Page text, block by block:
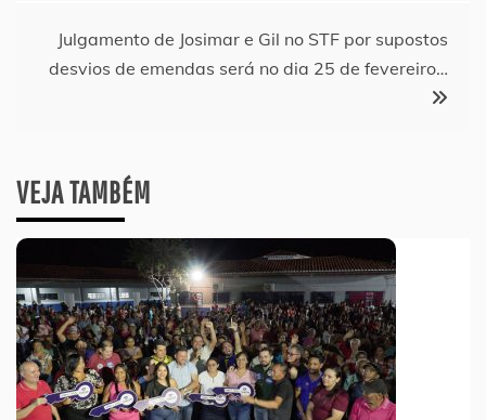
Julgamento de Josimar e Gil no STF por supostos
desvios de emendas será no dia 25 de fevereiro…
VEJA TAMBÉM